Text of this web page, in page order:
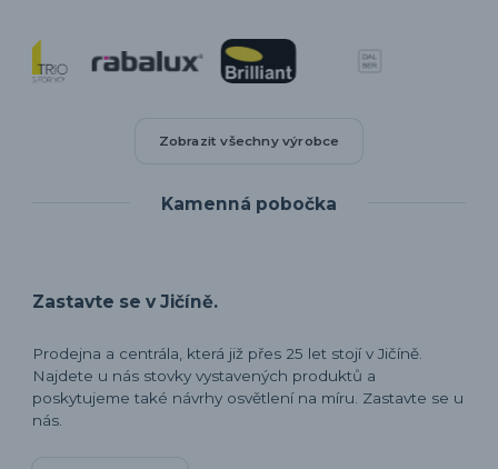
Zobrazit všechny výrobce
Kamenná pobočka
Zastavte se v Jičíně.
Prodejna a centrála, která již přes 25 let stojí v Jičíně.
Najdete u nás stovky vystavených produktů a
poskytujeme také návrhy osvětlení na míru. Zastavte se u
nás.